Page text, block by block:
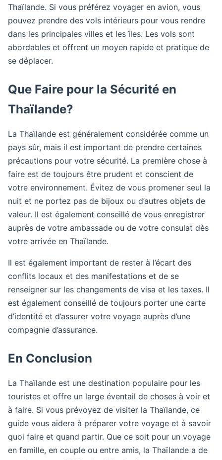
Thaïlande. Si vous préférez voyager en avion, vous
pouvez prendre des vols intérieurs pour vous rendre
dans les principales villes et les îles. Les vols sont
abordables et offrent un moyen rapide et pratique de
se déplacer.
Que Faire pour la Sécurité en
Thaïlande?
La Thaïlande est généralement considérée comme un
pays sûr, mais il est important de prendre certaines
précautions pour votre sécurité. La première chose à
faire est de toujours être prudent et conscient de
votre environnement. Évitez de vous promener seul la
nuit et ne portez pas de bijoux ou d’autres objets de
valeur. Il est également conseillé de vous enregistrer
auprès de votre ambassade ou de votre consulat dès
votre arrivée en Thaïlande.
Il est également important de rester à l’écart des
conflits locaux et des manifestations et de se
renseigner sur les changements de visa et les taxes. Il
est également conseillé de toujours porter une carte
d’identité et d’assurer votre voyage auprès d’une
compagnie d’assurance.
En Conclusion
La Thaïlande est une destination populaire pour les
touristes et offre un large éventail de choses à voir et
à faire. Si vous prévoyez de visiter la Thaïlande, ce
guide vous aidera à préparer votre voyage et à savoir
quoi faire et quand partir. Que ce soit pour un voyage
en famille, en couple ou entre amis, la Thaïlande a de